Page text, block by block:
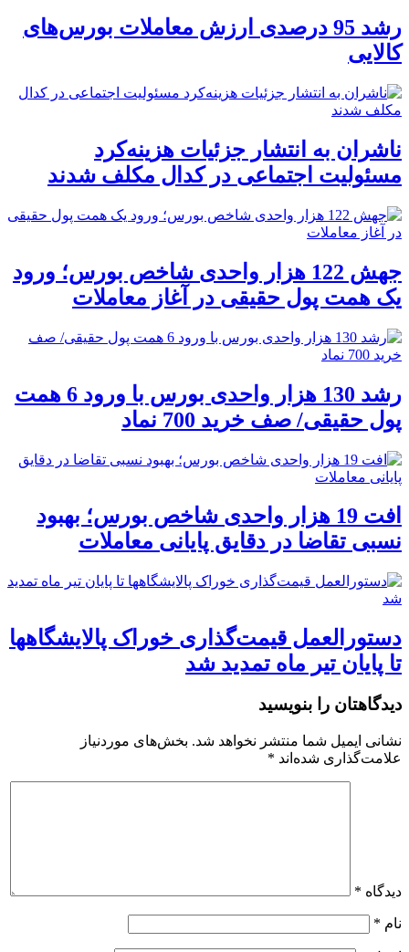
رشد 95 درصدی ارزش معاملات بورس‌های
کالایی
ناشران به انتشار جزئیات هزینه‌کرد
مسئولیت اجتماعی در کدال مکلف شدند
جهش 122 هزار واحدی شاخص بورس؛ ورود
یک همت پول حقیقی در آغاز معاملات
رشد 130 هزار واحدی بورس با ورود 6 همت
پول حقیقی/ صف خرید 700 نماد
افت 19 هزار واحدی شاخص بورس؛ بهبود
نسبی تقاضا در دقایق پایانی معاملات
دستورالعمل قیمت‌گذاری خوراک پالایشگاهها
تا پایان تیر ماه تمدید شد
دیدگاهتان را بنویسید
نشانی ایمیل شما منتشر نخواهد شد. بخش‌های موردنیاز
علامت‌گذاری شده‌اند *
دیدگاه *
نام *